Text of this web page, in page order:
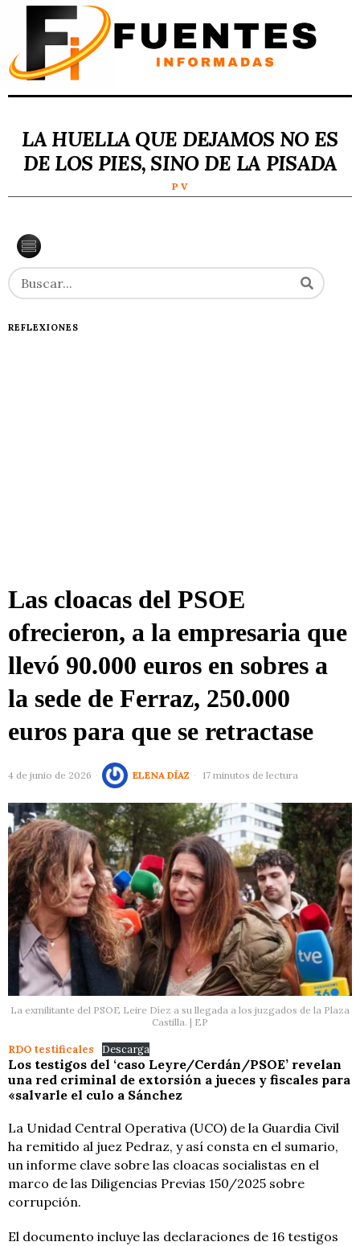
LA HUELLA QUE DEJAMOS NO ES
DE LOS PIES, SINO DE LA PISADA
P V
REFLEXIONES
Las cloacas del PSOE
ofrecieron, a la empresaria que
llevó 90.000 euros en sobres a
la sede de Ferraz, 250.000
euros para que se retractase
4 de junio de 2026 ELENA DÍAZ 17 minutos de lectura
La exmilitante del PSOE Leire Díez a su llegada a los juzgados de la Plaza
Castilla. | EP
RDO testificales Descarga
Los testigos del ‘caso Leyre/Cerdán/PSOE’ revelan
una red criminal de extorsión a jueces y fiscales para
«salvarle el culo a Sánchez
La Unidad Central Operativa (UCO) de la Guardia Civil
ha remitido al juez Pedraz, y así consta en el sumario,
un informe clave sobre las cloacas socialistas en el
marco de las Diligencias Previas 150/2025 sobre
corrupción.
El documento incluye las declaraciones de 16 testigos